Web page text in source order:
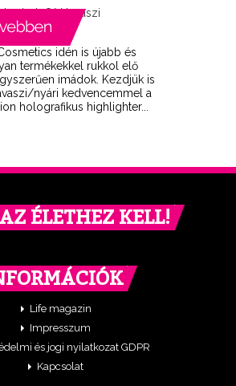
idén is újabb és
termékekkel rukkol elő
imádok. Kezdjük is
nyári kedvencemmel a
holografikus highlighter...
ÉLETHEZ KELL!
Life magazin
Impresszum
és jogi nyilatkozat GDPR
Kapcsolat